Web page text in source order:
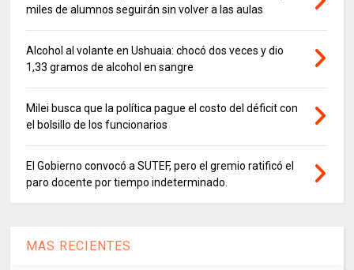
miles de alumnos seguirán sin volver a las aulas
Alcohol al volante en Ushuaia: chocó dos veces y dio
1,33 gramos de alcohol en sangre
Milei busca que la política pague el costo del déficit con
el bolsillo de los funcionarios
El Gobierno convocó a SUTEF, pero el gremio ratificó el
paro docente por tiempo indeterminado.
MAS RECIENTES